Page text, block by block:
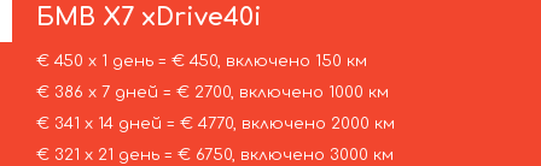
БМВ X7 xDrive40i
€ 450 х 1 день = € 450, включено 150 км
€ 386 х 7 дней = € 2700, включено 1000 км
€ 341 х 14 дней = € 4770, включено 2000 км
€ 321 х 21 день = € 6750, включено 3000 км